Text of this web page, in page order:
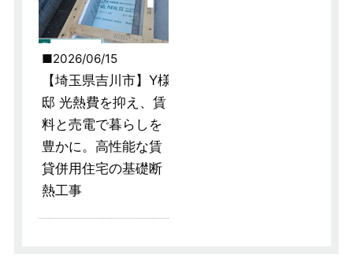
2026/06/15
【埼玉県吉川市】Y様
邸 光熱費を抑え、賃
料と売電で暮らしを
豊かに。高性能な賃
貸併用住宅の基礎断
熱工事